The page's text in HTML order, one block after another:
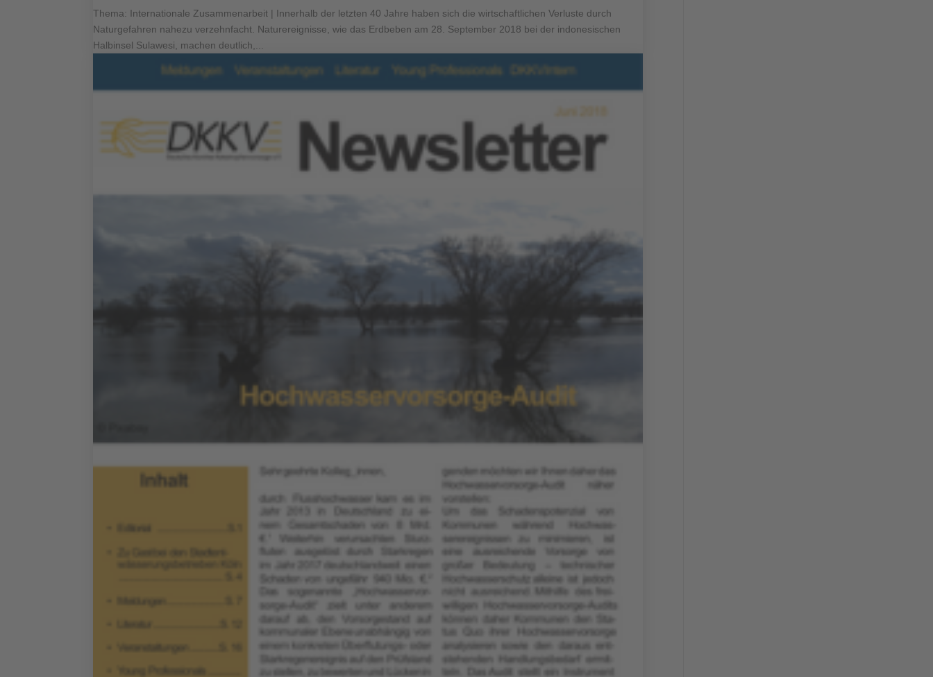
Thema: Internationale Zusammenarbeit | Innerhalb der letzten 40 Jahre haben sich die wirtschaftlichen Verluste durch
Naturgefahren nahezu verzehnfacht. Naturereignisse, wie das Erdbeben am 28. September 2018 bei der indonesischen
Halbinsel Sulawesi, machen deutlich,...